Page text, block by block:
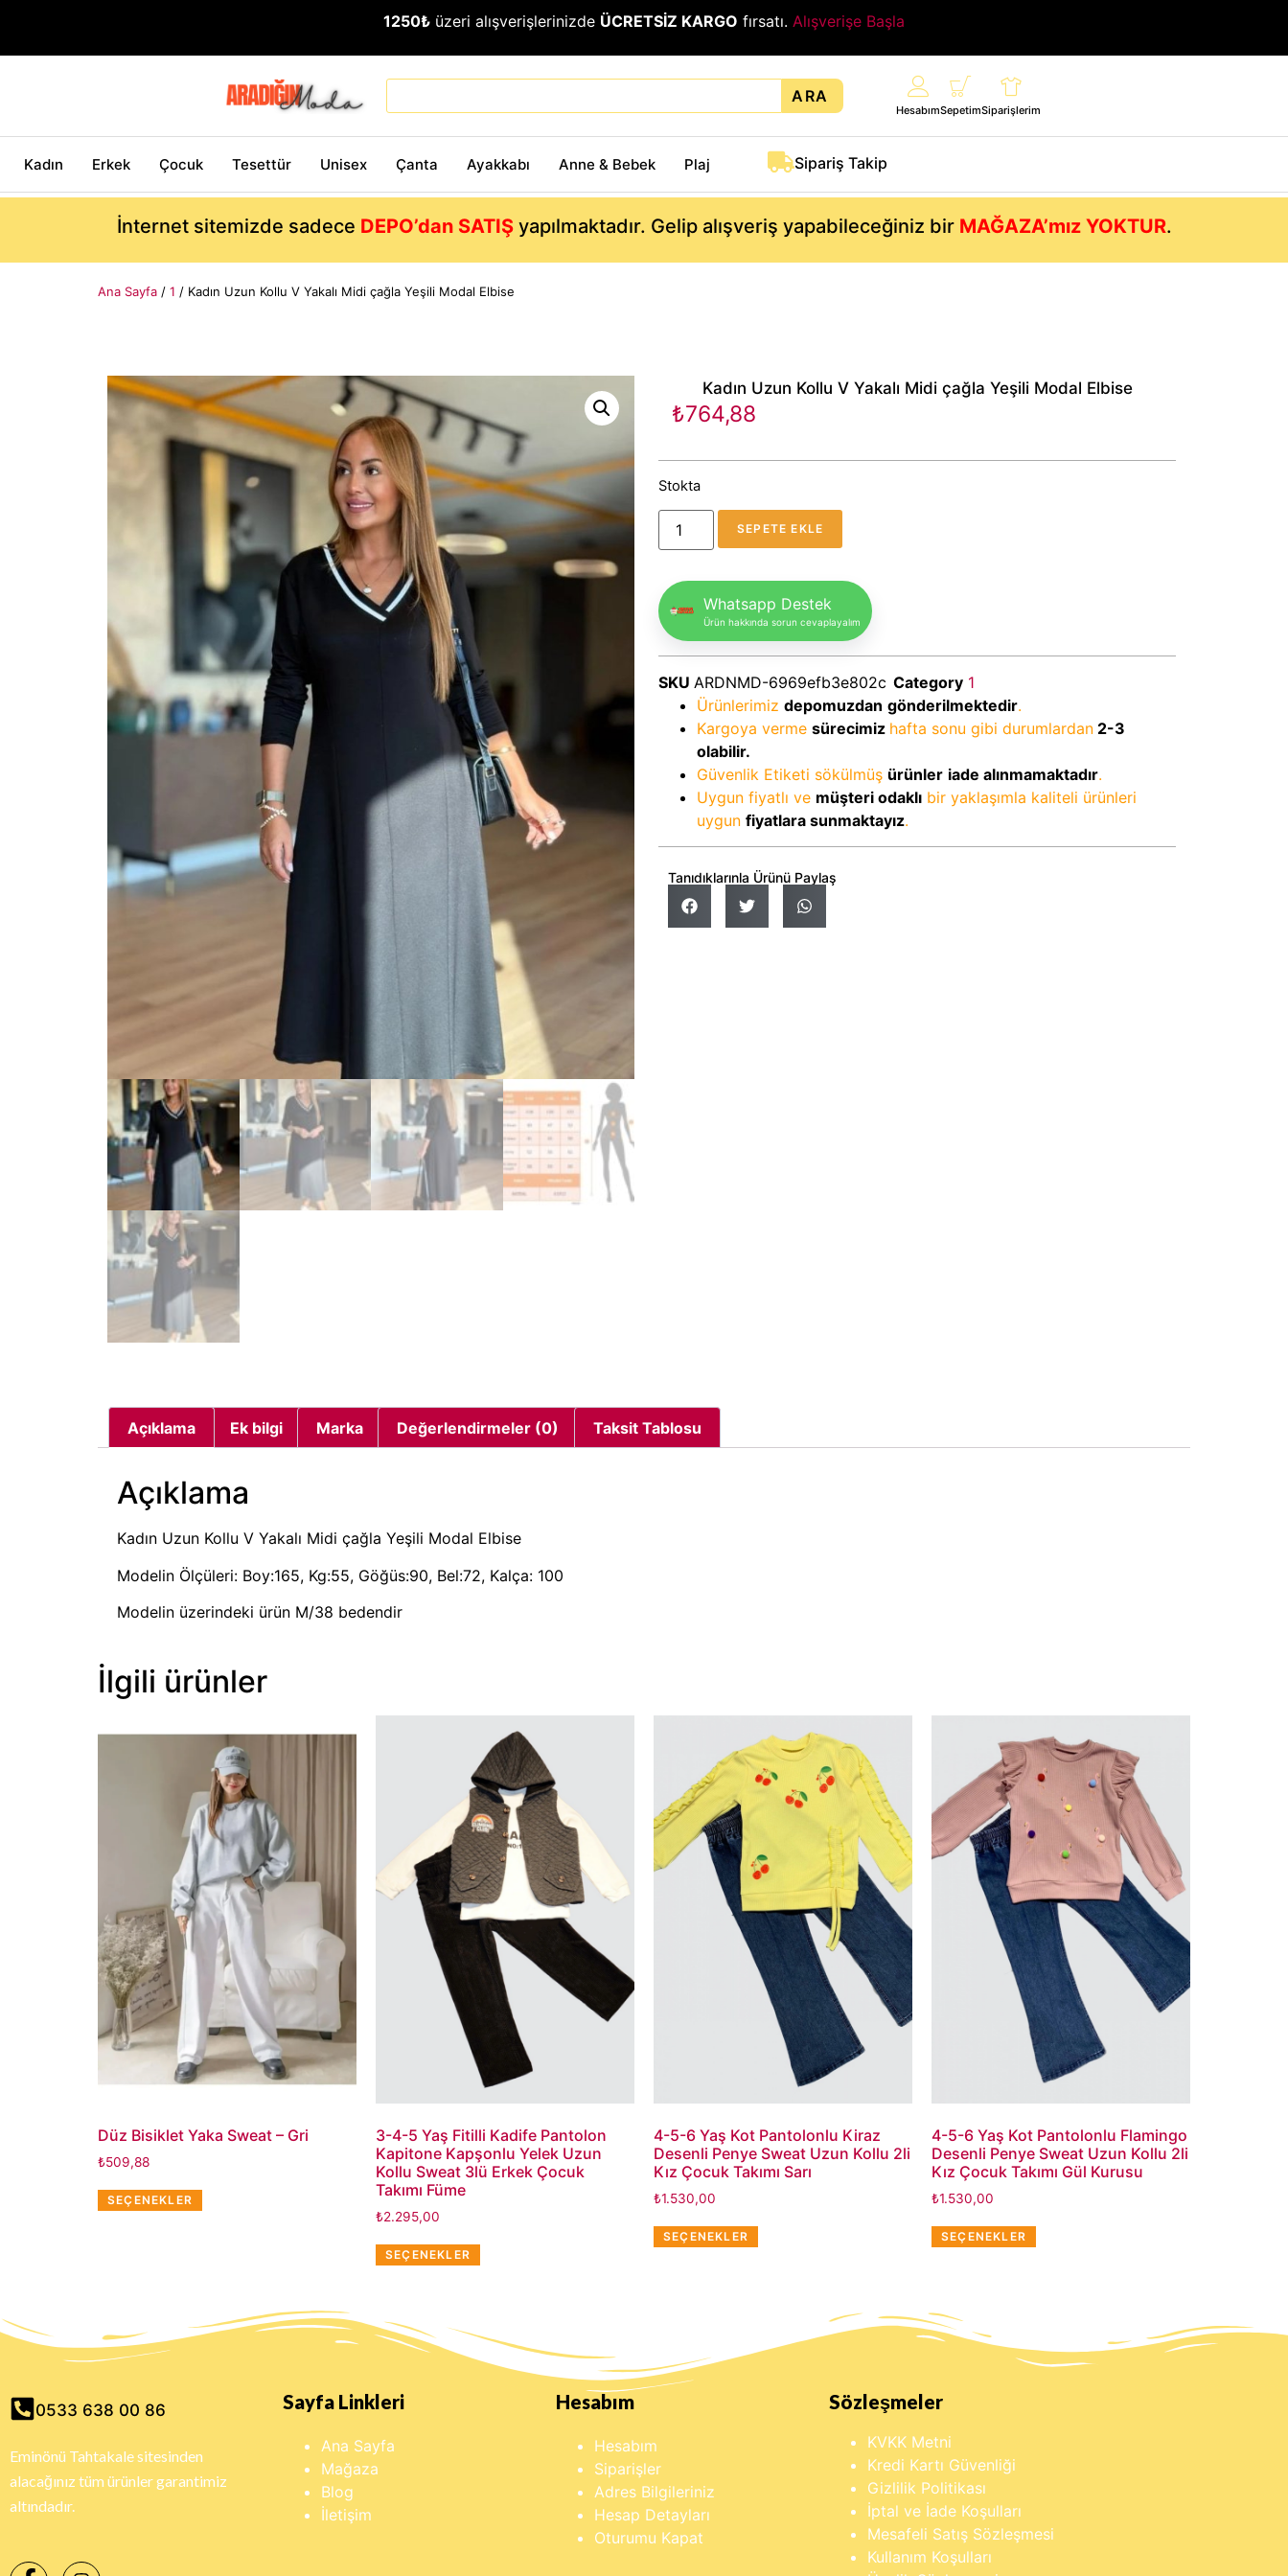
1250₺ üzeri alışverişlerinizde ÜCRETSİZ KARGO fırsatı. Alışverişe Başla
ARA
HesabımSepetimSiparişlerim
Kadın Erkek Çocuk Tesettür Unisex Çanta Ayakkabı Anne & Bebek Plaj Sipariş Takip
İnternet sitemizde sadece DEPO’dan SATIŞyapılmaktadır. Gelip alışveriş yapabileceğiniz bir MAĞAZA’mız YOKTUR.
Ana Sayfa / 1 / Kadın Uzun Kollu V Yakalı Midi çağla Yeşili Modal Elbise
Kadın Uzun Kollu V Yakalı Midi çağla Yeşili Modal Elbise
₺764,88
Stokta
SEPETE EKLE
Whatsapp Destek
Ürün hakkında sorun cevaplayalım
SKU ARDNMD-6969efb3e802c Category 1
Ürünlerimiz depomuzdan gönderilmektedir.
Kargoya verme sürecimiz hafta sonu gibi durumlardan 2-3
olabilir.
Güvenlik Etiketi sökülmüş ürünler iade alınmamaktadır.
Uygun fiyatlı ve müşteri odaklı bir yaklaşımla kaliteli ürünleri
uygun fiyatlara sunmaktayız.
Tanıdıklarınla Ürünü Paylaş
Açıklama Ek bilgi Marka Değerlendirmeler (0) Taksit Tablosu
Açıklama
Kadın Uzun Kollu V Yakalı Midi çağla Yeşili Modal Elbise
Modelin Ölçüleri: Boy:165, Kg:55, Göğüs:90, Bel:72, Kalça: 100
Modelin üzerindeki ürün M/38 bedendir
İlgili ürünler
Düz Bisiklet Yaka Sweat – Gri
₺509,88
SEÇENEKLER
3-4-5 Yaş Fitilli Kadife Pantolon
Kapitone Kapşonlu Yelek Uzun
Kollu Sweat 3lü Erkek Çocuk
Takımı Füme
₺2.295,00
SEÇENEKLER
4-5-6 Yaş Kot Pantolonlu Kiraz
Desenli Penye Sweat Uzun Kollu 2li
Kız Çocuk Takımı Sarı
₺1.530,00
SEÇENEKLER
4-5-6 Yaş Kot Pantolonlu Flamingo
Desenli Penye Sweat Uzun Kollu 2li
Kız Çocuk Takımı Gül Kurusu
₺1.530,00
SEÇENEKLER
0533 638 00 86
Eminönü Tahtakale sitesinden
alacağınız tüm ürünler garantimiz
altındadır.
Sayfa Linkleri
Ana Sayfa
Mağaza
Blog
İletişim
Hesabım
Hesabım
Siparişler
Adres Bilgileriniz
Hesap Detayları
Oturumu Kapat
Sözleşmeler
KVKK Metni
Kredi Kartı Güvenliği
Gizlilik Politikası
İptal ve İade Koşulları
Mesafeli Satış Sözleşmesi
Kullanım Koşulları